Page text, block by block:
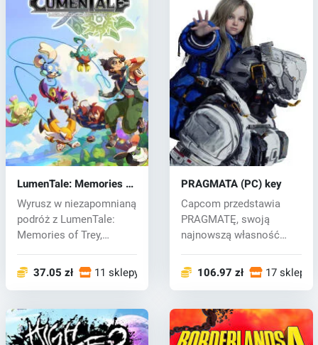
LumenTale: Memories of
Trey (PC) key
Wyrusz w niezapomnianą
podróż z LumenTale:
Memories of Trey,
37.05 zł 11 sklepy
PRAGMATA (PC) key
Capcom przedstawia
PRAGMATĘ, swoją
najnowszą własność
106.97 zł 17 sklepy